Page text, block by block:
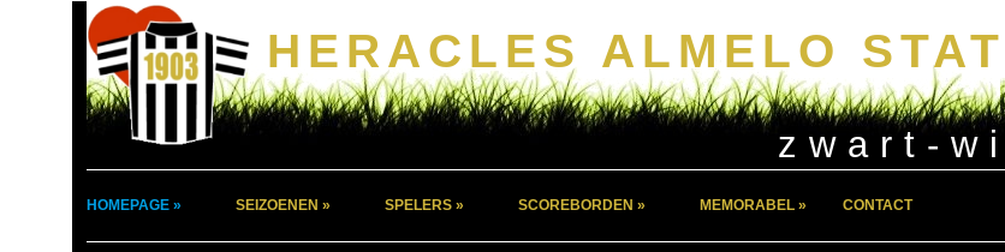
HERACLES ALMELO
zwart-
HOMEPAGE » SEIZOENEN » SPELERS » SCOREBORDEN » MEMORABEL » CONTACT